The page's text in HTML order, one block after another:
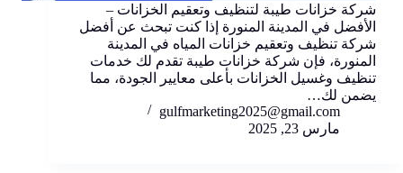
شركة خزانات طيبة لتنظيف وتعقيم الخزانات –
الأفضل في المدينة المنورة إذا كنت تبحث عن أفضل
شركة تنظيف وتعقيم خزانات المياه في المدينة
المنورة، فإن شركة خزانات طيبة تقدم لك خدمات
تنظيف وغسيل الخزانات بأعلى معايير الجودة، مما
يضمن لك…
gulfmarketing2025@gmail.com
مارس 23, 2025